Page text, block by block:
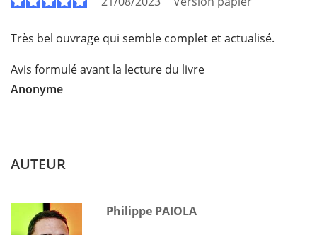
Très bel ouvrage qui semble complet et actualisé.
Avis formulé avant la lecture du livre
Anonyme
AUTEUR
Philippe PAIOLA